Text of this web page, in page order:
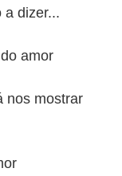
a dizer...
amor
nos mostrar